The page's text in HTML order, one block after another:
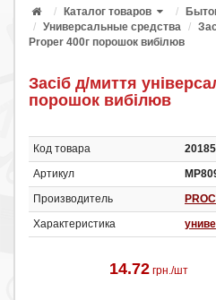
Каталог товаров
Универсальные средства
Proper 400г порошок вибілюв
Засіб д/миття
порошок вибілюв
Код товара
20185
Артикул
Производитель
Характеристика
14.72 грн./шт